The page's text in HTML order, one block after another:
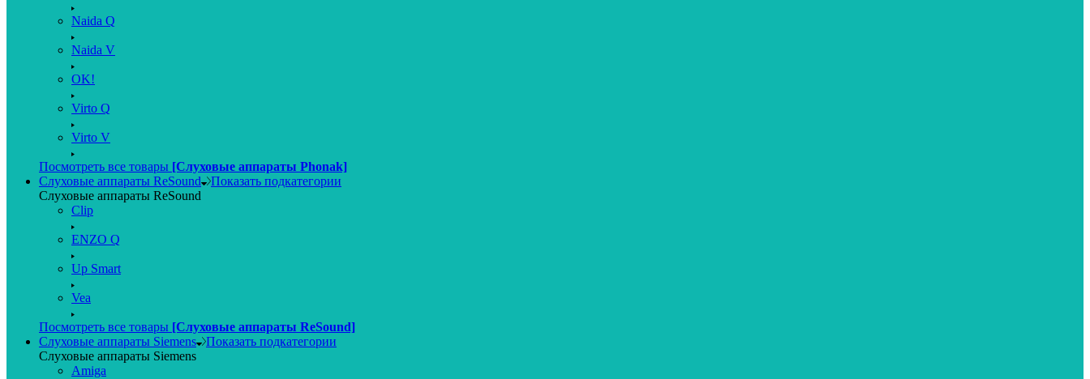
Naida Q
Naida V
OK!
Virto Q
Virto V
Посмотреть все товары [Слуховые аппараты Phonak]
Слуховые аппараты ReSound
Показать подкатегории
Слуховые аппараты ReSound
Clip
ENZO Q
Up Smart
Vea
Посмотреть все товары [Слуховые аппараты ReSound]
Слуховые аппараты Siemens
Показать подкатегории
Слуховые аппараты Siemens
Amiga